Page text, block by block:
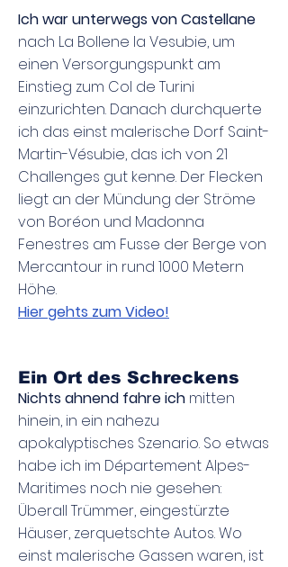
Ich war unterwegs von Castellane
nach La Bollene la Vesubie, um
einen Versorgungspunkt am
Einstieg zum Col de Turini
einzurichten. Danach durchquerte
ich das einst malerische Dorf Saint-
Martin-Vésubie, das ich von 21
Challenges gut kenne. Der Flecken
liegt an der Mündung der Ströme
von Boréon und Madonna
Fenestres am Fusse der Berge von
Mercantour in rund 1000 Metern
Höhe.
Hier gehts zum Video!
Ein Ort des Schreckens
Nichts ahnend fahre ich mitten
hinein, in ein nahezu
apokalyptisches Szenario. So etwas
habe ich im Département Alpes-
Maritimes noch nie gesehen:
Überall Trümmer, eingestürzte
Häuser, zerquetschte Autos. Wo
einst malerische Gassen waren, ist